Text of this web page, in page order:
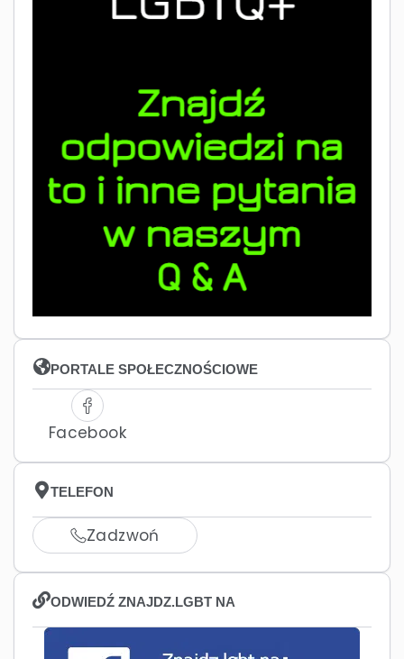
PORTALE SPOŁECZNOŚCIOWE
Facebook
TELEFON
Zadzwoń
ODWIEDŹ ZNAJDZ.LGBT NA